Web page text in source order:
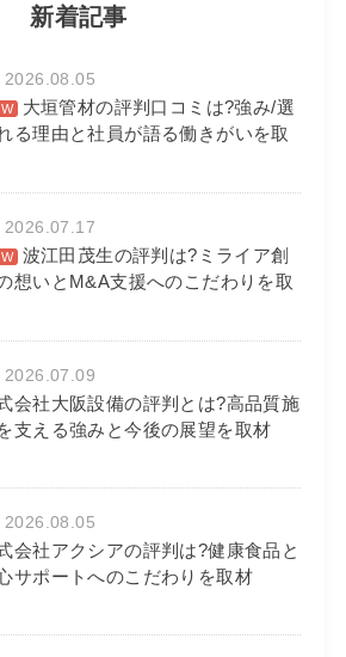
新着記事
大垣管材の評判口コミは?強み/選
る理由と社員が語る働きがいを取
2026.08.05
波江田茂生の評判は?ミライア創
想いとM&A支援へのこだわりを取
2026.07.17
会社大阪設備の評判とは?高品質施
支える強みと今後の展望を取材
2026.07.09
会社アクシアの評判は?健康食品と
サポートへのこだわりを取材
2026.08.05